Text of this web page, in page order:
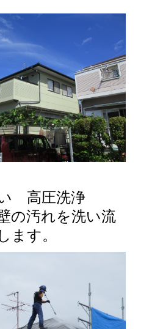
高圧洗浄
の汚れを洗い流
します。